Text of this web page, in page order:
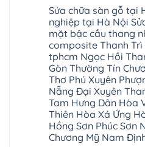
Thanh
Xuân
Kim
Động
Văn
Giang
Cầu
Giấy
Văn
Lâm
tphcm
Khoái
Châu
Trì
Thanh
Xuân
Đoan
Hùng
Thanh
Ba
Cầu
Giấy
Hạ
Hòa
Cẩm
Khê
Tây
Hồ
Yên
Lập
Thanh
Hoài
Đức
Bình
Dương
Thủ
Đức
Thanh
Xuân
Thái
Nguyên
Phú
Thọ
Bắc
Giang
Long
Biên
Hải
Dương
nhựa
giả
gỗ
cong
vênh
Sửa
mặt
bậc
cầu
thang
nhựa
sửa
cửa
nhựa
composite
hoài
đức
đan
bình
luận
ở
Sửa
chữa
sàn
gỗ
bị
phồng
tại
Hà
Nội
Sửa
sàn
gỗ
công
nghiệp
Sửa chữa sàn gỗ tại
nghiệp tại Hà Nội
mặt bậc cầu thang
composite Thanh
tphcm Ngọc Hồi
Gòn Thường Tín
Thơ Phú Xuyên
Nẵng Đại Xuyên
Tam Hưng Dân Hòa
Thiên Hòa Xá Ứng
Hồng Sơn Phúc Sơn
Chương Mỹ Nam